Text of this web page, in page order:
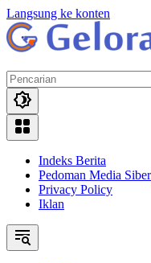
Langsung ke konten
Indeks Berita
Pedoman Media Siber
Privacy Policy
Iklan